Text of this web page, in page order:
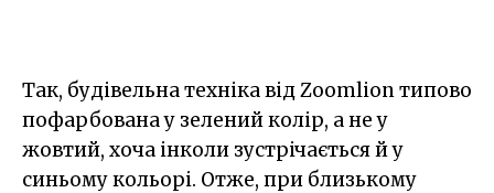
Так, будівельна техніка від Zoomlion типово
пофарбована у зелений колір, а не у
жовтий, хоча інколи зустрічається й у
синьому кольорі. Отже, при близькому